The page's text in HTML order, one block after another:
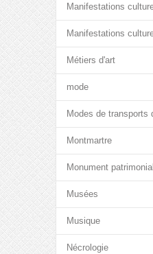
Manifestations
Manifestations
Métiers d'art
mode
Modes de transports
Montmartre
Monument patrimonial
Musées
Musique
Nécrologie